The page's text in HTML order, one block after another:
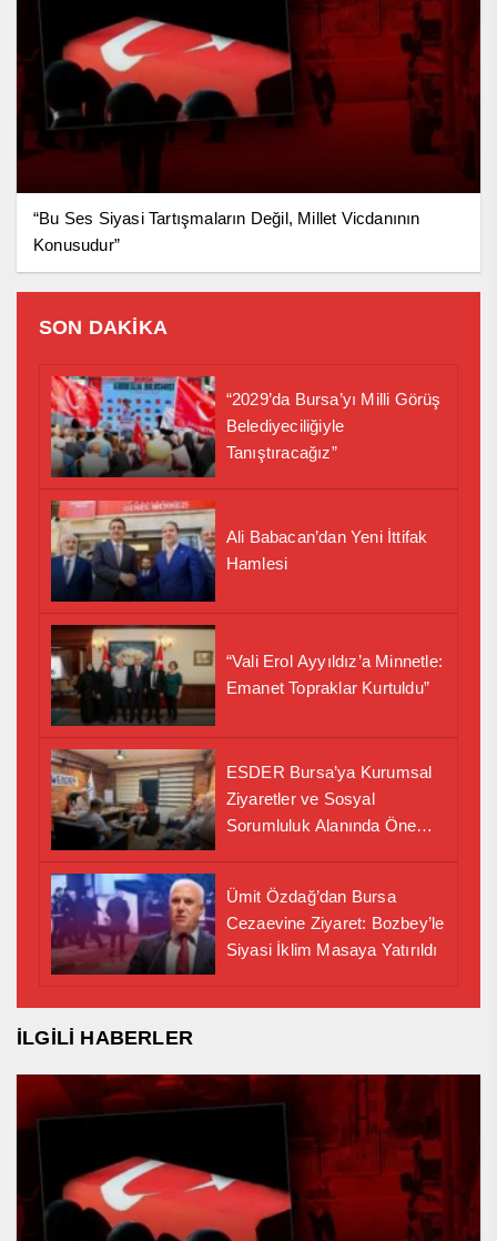
“Bu Ses Siyasi Tartışmaların Değil, Millet Vicdanının
Konusudur”
SON DAKİKA
“2029’da Bursa’yı Milli Görüş
Belediyeciliğiyle
Tanıştıracağız”
Ali Babacan’dan Yeni İttifak
Hamlesi
“Vali Erol Ayyıldız’a Minnetle:
Emanet Topraklar Kurtuldu”
ESDER Bursa’ya Kurumsal
Ziyaretler ve Sosyal
Sorumluluk Alanında Önemli
Ümit Özdağ’dan Bursa
Cezaevine Ziyaret: Bozbey’le
Siyasi İklim Masaya Yatırıldı
İLGİLİ HABERLER